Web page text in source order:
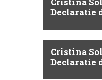
Declaratie
Cristina
Declaratie